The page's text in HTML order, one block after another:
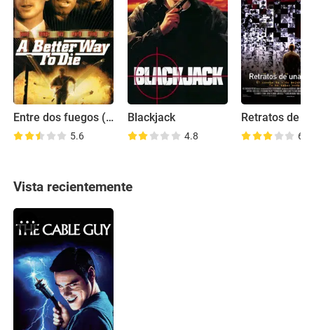
Entre dos fuegos (A Better Way to Die)
5.6
Blackjack
4.8 6.8
Vista recientemente